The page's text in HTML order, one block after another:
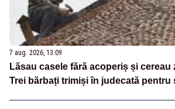
7 aug. 2026, 13:09
Lăsau casele fără acoperiș și cereau
Trei bărbați trimiși în judecată pentru